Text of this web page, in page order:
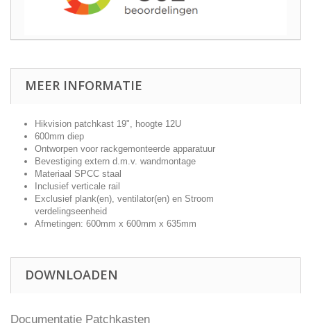
MEER INFORMATIE
Hikvision patchkast 19", hoogte 12U
600mm diep
Ontworpen voor rackgemonteerde apparatuur
Bevestiging extern d.m.v. wandmontage
Materiaal SPCC staal
Inclusief verticale rail
Exclusief plank(en), ventilator(en) en Stroom
verdelingseenheid
Afmetingen: 600mm x 600mm x 635mm
DOWNLOADEN
Documentatie Patchkasten